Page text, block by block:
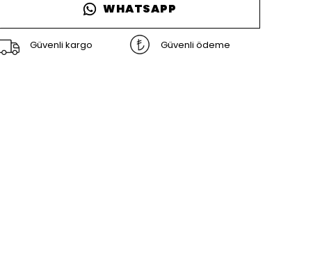
WHATSAPP
Güvenli kargo Güvenli ödeme